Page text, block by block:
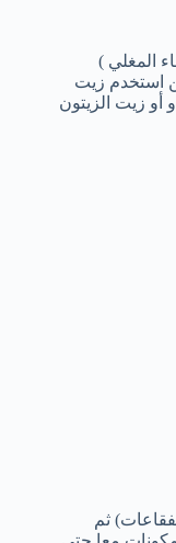
استخدم زيت
أو زيت الزيتون
ثم